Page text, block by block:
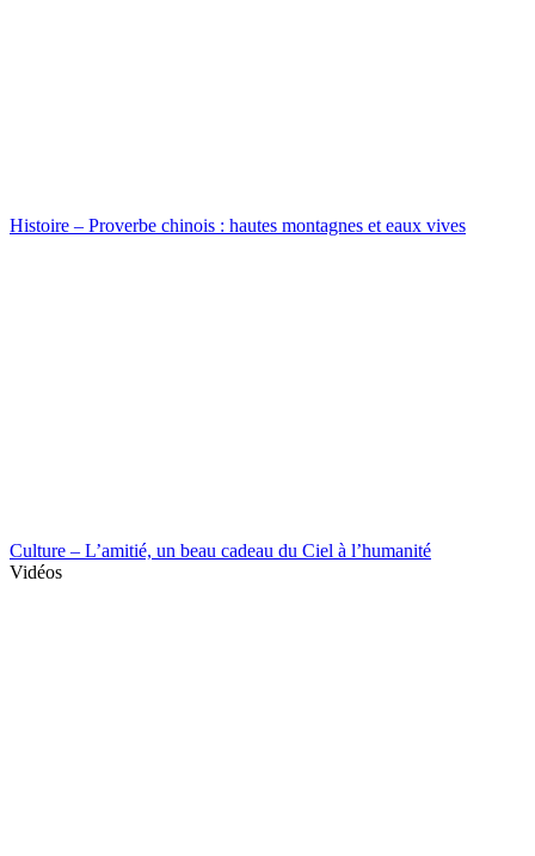
Histoire – Proverbe chinois : hautes montagnes et eaux vives
Culture – L’amitié, un beau cadeau du Ciel à l’humanité
Vidéos